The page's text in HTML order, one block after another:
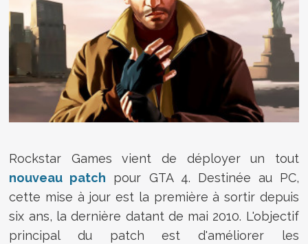
Rockstar Games vient de déployer un tout
nouveau patch pour GTA 4. Destinée au PC,
cette mise à jour est la première à sortir depuis
six ans, la dernière datant de mai 2010. L'objectif
principal du patch est d'améliorer les